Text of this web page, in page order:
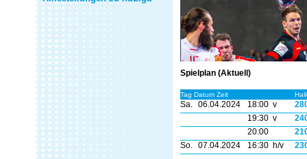
Spielplan (Aktuell)
Tag Datum Zeit
Sa. 06.04.2024 18:00 v
19:30 v
20:00
So. 07.04.2024 16:30 h/v